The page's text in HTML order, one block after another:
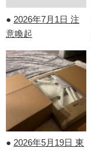
● 2026年7月1日 注
意喚起
● 2026年5月19日 東